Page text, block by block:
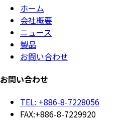
ホーム
会社概要
ニュース
製品
お問い合わせ
お問い合わせ
TEL: +886-8-7228056
FAX:+886-8-7229920